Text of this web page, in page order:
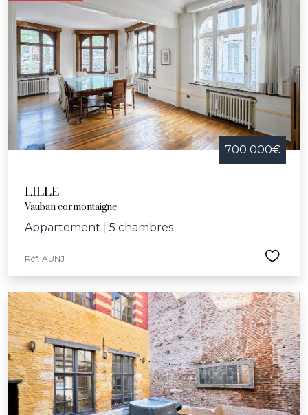
700 000€
LILLE
Vauban cormontaigne
Appartement 5 chambres
Réf. AUNJ